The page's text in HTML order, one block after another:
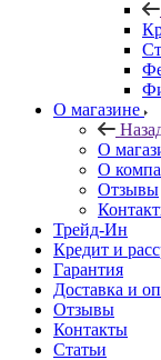
О магазине
О
О
Отзывы
Трейд-Ин
Кредит и
Гарантия
Доставка и
Отзывы
Контакты
Статьи